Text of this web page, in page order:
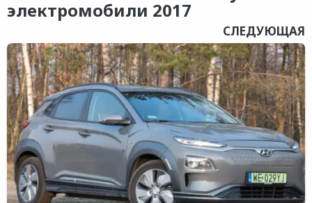
электромобили 2017
СЛЕДУЮЩАЯ